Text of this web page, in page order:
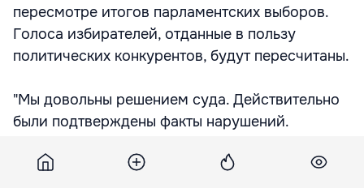
пересмотре итогов парламентских выборов.
Голоса избирателей, отданные в пользу
политических конкурентов, будут пересчитаны.
"Мы довольны решением суда. Действительно
были подтверждены факты нарушений.
Пересчет пройдет в один день. Это будет